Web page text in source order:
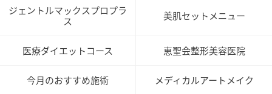
ジェントルマックスプロプラ
ス
美肌セットメニュー
医療ダイエットコース 恵聖会整形美容医院
今月のおすすめ施術 メディカルアートメイク